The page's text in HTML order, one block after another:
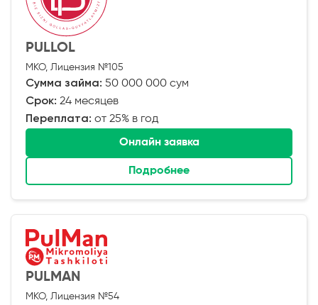
PULLOL
МКО, Лицензия №105
Сумма займа: 50 000 000 сум
Срок: 24 месяцев
Переплата: от 25% в год
Онлайн заявка
Подробнее
PULMAN
МКО, Лицензия №54